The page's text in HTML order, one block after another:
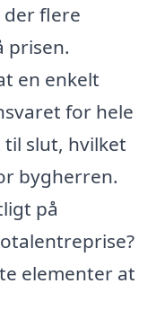
flere
prisen.
en enkelt
for hele
slut, hvilket
bygherren.
på
elementer at